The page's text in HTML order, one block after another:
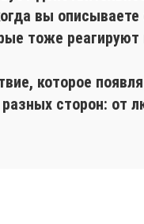
вы
тоже реагируют
которое
сторон: от